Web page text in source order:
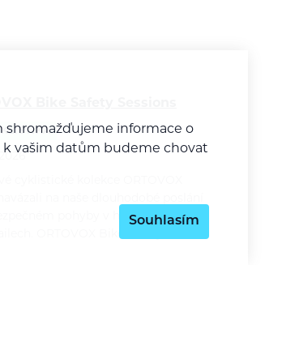
pohyby v horách a
ORTOVOX Bike Safety Session
shromažďujeme informace o
k vašim datům budeme chovat
Souhlasím